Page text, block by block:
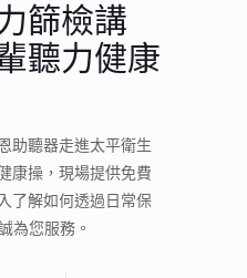
篩檢講
聽力健康
助聽器走進太平衛生
康操，現場提供免費
了解如何透過日常保
為您服務。